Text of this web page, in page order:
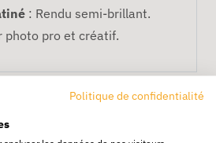
: Rendu semi-brillant.
photo pro et créatif.
Politique de confidentialité